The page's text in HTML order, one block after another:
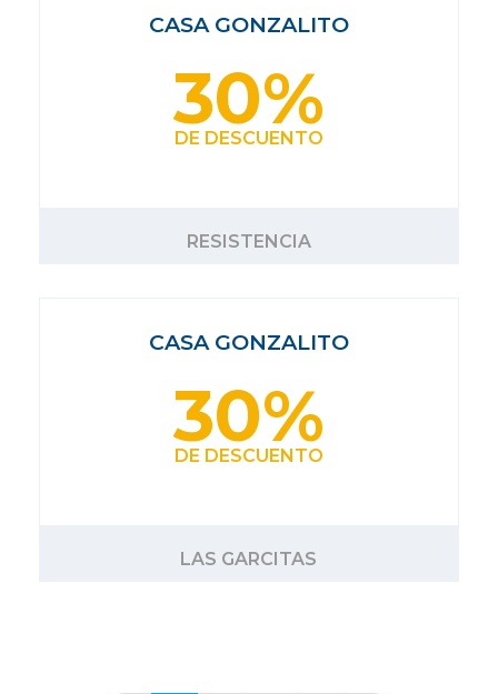
CASA GONZALITO
30%
DE DESCUENTO
RESISTENCIA
CASA GONZALITO
30%
DE DESCUENTO
LAS GARCITAS